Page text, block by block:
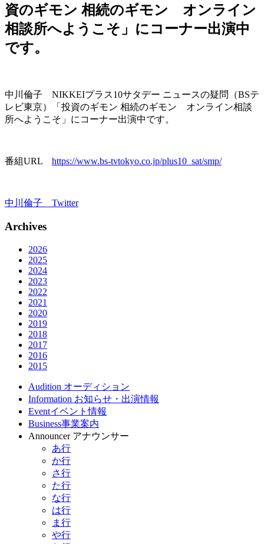
資のギモン 相続のギモン オンライン
相談所へようこそ」にコーナー出演中
です。
中川倫子 NIKKEIプラス10サタデー ニュースの疑問（BSテ
レビ東京）「投資のギモン 相続のギモン オンライン相談
所へようこそ」にコーナー出演中です。
番組URL https://www.bs-tvtokyo.co.jp/plus10_sat/smp/
中川倫子 Twitter
Archives
2026
2025
2024
2023
2022
2021
2020
2019
2018
2017
2016
2015
Audition オーディション
Information お知らせ・出演情報
Eventイベント情報
Business事業案内
Announcer アナウンサー
あ行
か行
さ行
た行
な行
は行
ま行
や行